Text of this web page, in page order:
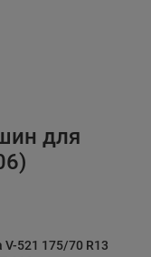
для
521 175/70 R13